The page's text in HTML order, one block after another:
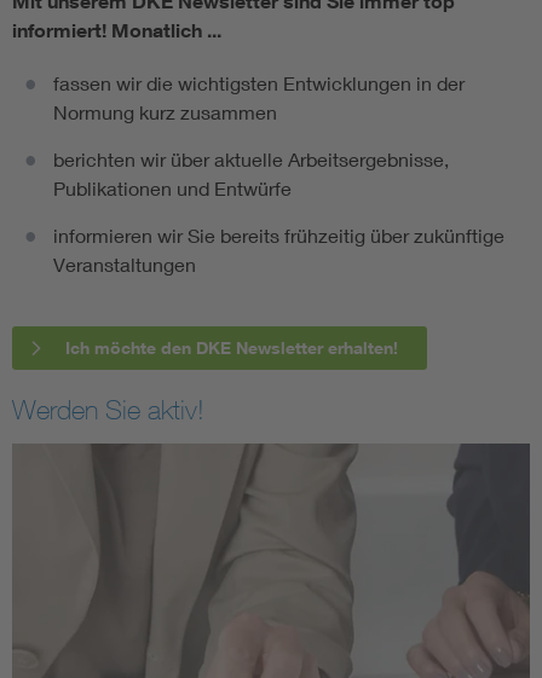
informiert! Monatlich ...
fassen wir die wichtigsten Entwicklungen in der
Normung kurz zusammen
berichten wir über aktuelle Arbeitsergebnisse,
Publikationen und Entwürfe
informieren wir Sie bereits frühzeitig über zukünftige
Veranstaltungen
Ich möchte den DKE Newsletter erhalten!
Werden Sie aktiv!